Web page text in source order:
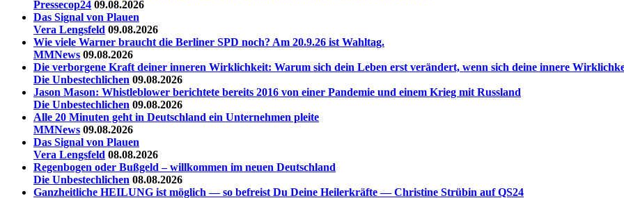
Pressecop24 09.08.2026
Das Signal von Plauen
Vera Lengsfeld 09.08.2026
Wie viele Warner braucht die Berliner SPD noch? Am 20.9.26 ist Wahltag.
MMNews 09.08.2026
Die verborgene Kraft deiner inneren Wirklichkeit: Warum sich dein Leben erst verändert, wenn sich deine innere
Die Unbestechlichen 09.08.2026
Jason Mason: Whistleblower berichtete bereits 2016 von einer Pandemie und einem Krieg mit Russland
Die Unbestechlichen 09.08.2026
Alle 20 Minuten geht in Deutschland ein Unternehmen pleite
MMNews 09.08.2026
Das Signal von Plauen
Vera Lengsfeld 08.08.2026
Regenbogen oder Bußgeld – willkommen im neuen Deutschland
Die Unbestechlichen 08.08.2026
Ganzheitliche HEILUNG ist möglich — so befreist Du Deine Heilerkräfte — Christine Strübin auf QS24